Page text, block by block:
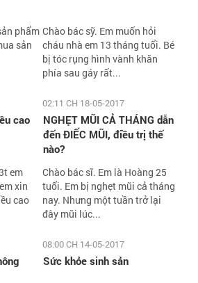
phẩm
sản
Chào bác sỹ. Em muốn hỏi
cháu nhà em 13 tháng tuổi. Bé
bị tóc rụng hình vành khăn
phía sau gáy rất...
cao
em
xin
cao
02:11 CH 18-05-2017
NGHẸT MŨI CẢ THÁNG dẫn
đến ĐIẾC MŨI, điều trị thế
nào?
Chào bác sĩ. Em là Hoàng 25
tuổi. Em bị nghẹt mũi cả tháng
nay. Nhưng một tuần trở lại
đây mũi lúc...
08:00 CH 14-05-2017
Sức khỏe sinh sản